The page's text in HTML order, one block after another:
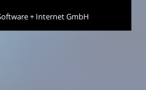
+ Internet GmbH